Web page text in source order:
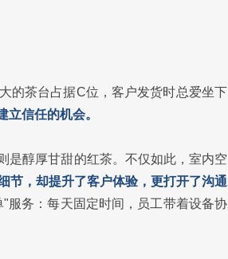
的茶台占据C位，客户发货时总爱坐下
信任的机会。
是醇厚甘甜的红茶。不仅如此，室内空
节，却提升了客户体验，更打开了沟通
服务：每天固定时间，员工带着设备协